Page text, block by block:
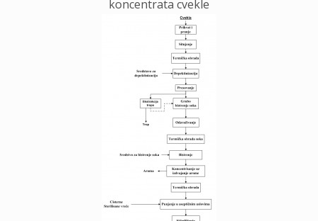
koncentrata cvekle